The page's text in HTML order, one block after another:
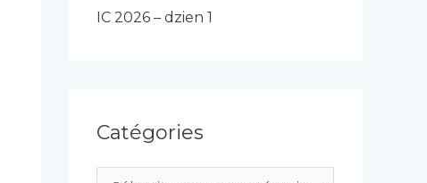
IC 2026 – dzien 1
Catégories